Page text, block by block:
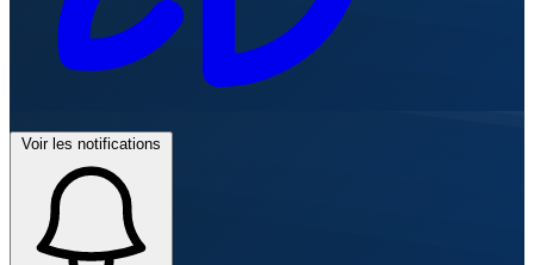
Voir les notifications